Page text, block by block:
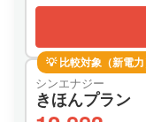
💡 比較対象（新電
シンエナジー
きほんプラン